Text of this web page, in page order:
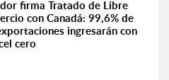
firma Tratado de Libre
con Canadá: 99,6% de
ingresarán con
cero